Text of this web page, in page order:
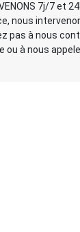
7j/7 et
nous
pas à nous
ou à nous